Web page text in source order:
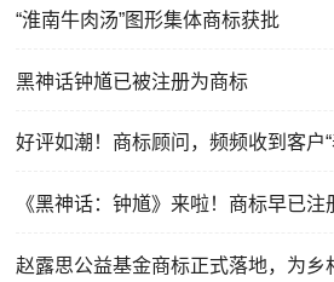
“淮南牛肉汤”图形集体商标获批
黑神话钟馗已被注册为商标
好评如潮！商标顾问，频频收到客户“
《黑神话：钟馗》来啦！商标早已注
赵露思公益基金商标正式落地，为乡